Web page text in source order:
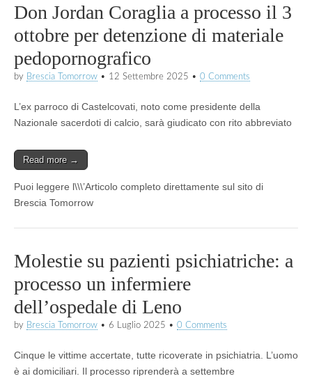
Don Jordan Coraglia a processo il 3
ottobre per detenzione di materiale
pedopornografico
by Brescia Tomorrow • 12 Settembre 2025 • 0 Comments
L’ex parroco di Castelcovati, noto come presidente della
Nazionale sacerdoti di calcio, sarà giudicato con rito abbreviato
Read more →
Puoi leggere l\\\’Articolo completo direttamente sul sito di
Brescia Tomorrow
Molestie su pazienti psichiatriche: a
processo un infermiere
dell’ospedale di Leno
by Brescia Tomorrow • 6 Luglio 2025 • 0 Comments
Cinque le vittime accertate, tutte ricoverate in psichiatria. L’uomo
è ai domiciliari. Il processo riprenderà a settembre